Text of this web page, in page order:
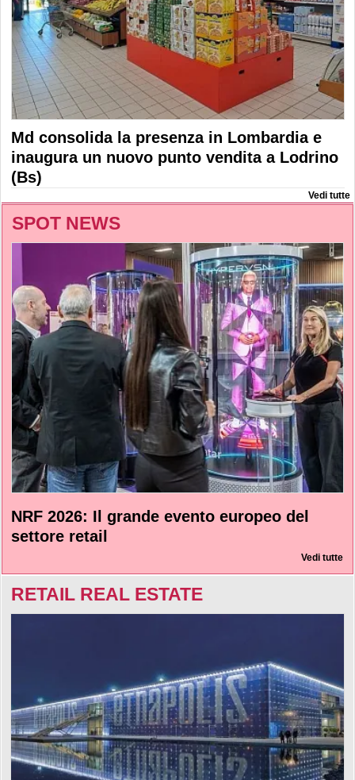
Md consolida la presenza in Lombardia e
inaugura un nuovo punto vendita a Lodrino
(Bs)
Vedi tutte
SPOT NEWS
NRF 2026: Il grande evento europeo del
settore retail
Vedi tutte
RETAIL REAL ESTATE